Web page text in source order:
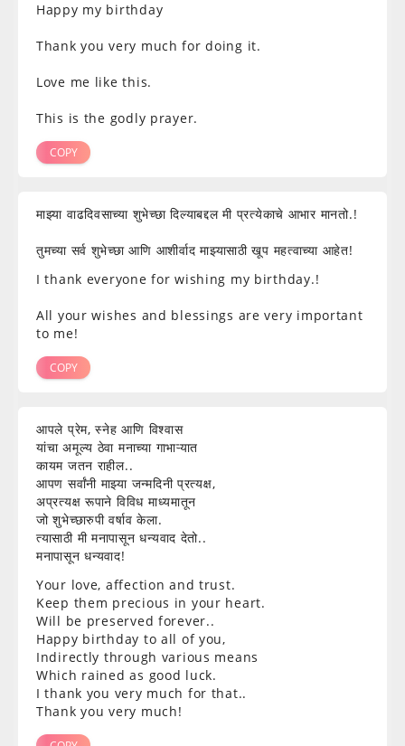
Happy my birthday
Thank you very much for doing it.
Love me like this.
This is the godly prayer.
COPY
माझ्या वाढदिवसाच्या शुभेच्छा दिल्याबद्दल मी प्रत्येकाचे आभार मानतो.!
तुमच्या सर्व शुभेच्छा आणि आशीर्वाद माझ्यासाठी खूप महत्वाच्या आहेत!
I thank everyone for wishing my birthday.!
All your wishes and blessings are very important
to me!
COPY
आपले प्रेम, स्नेह आणि विश्वास
यांचा अमूल्य ठेवा मनाच्या गाभाऱ्यात
कायम जतन राहील..
आपण सर्वांनी माझ्या जन्मदिनी प्रत्यक्ष,
अप्रत्यक्ष रूपाने विविध माध्यमातून
जो शुभेच्छारुपी वर्षाव केला.
त्यासाठी मी मनापासून धन्यवाद देतो..
मनापासून धन्यवाद!
Your love, affection and trust.
Keep them precious in your heart.
Will be preserved forever..
Happy birthday to all of you,
Indirectly through various means
Which rained as good luck.
I thank you very much for that..
Thank you very much!